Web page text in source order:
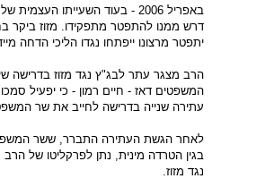
באפריל 2006 - בעוד
דרש ממנו להתפטר מתפקידו. מזוז ביקר
יתפטר מרצונו ייפתחו נגדו הליכי הדחה
הרב מצגר עתר לבג"ץ נגד מזוז בדרישה
המשפטים דאז - חיים רמון - כי יפעיל
עתירה שנייה בדרישה לחייב את שר
לאחר הגשת העתירה התברר, ששר
בגין הטרדה מינית, נתן לפרקליטו של
נגד מזוז.